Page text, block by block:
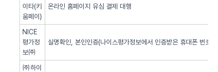
이타(키
움페이)
온라인 홈페이지 유심 결제 대행
NICE
평가정
보㈜
실명확인, 본인인증(나이스평가정보에서 인증받은 휴대폰 번호
㈜하이